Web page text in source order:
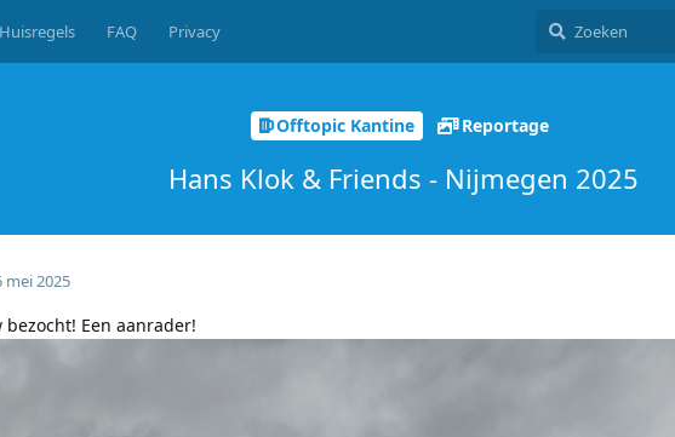
Huisregels FAQ Privacy
Offtopic Kantine Reportage
Hans Klok & Friends - Nijmegen 2025
mei 2025
bezocht! Een aanrader!